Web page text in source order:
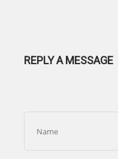
REPLY A MESSAGE